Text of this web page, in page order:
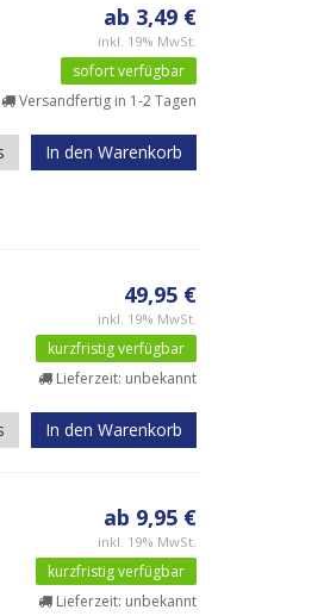
ab 3,49 €
inkl. 19% MwSt.
sofort verfügbar
Versandfertig in 1-2 Tagen
In den Warenkorb
49,95 €
inkl. 19% MwSt.
kurzfristig verfügbar
Lieferzeit: unbekannt
In den Warenkorb
ab 9,95 €
inkl. 19% MwSt.
kurzfristig verfügbar
Lieferzeit: unbekannt